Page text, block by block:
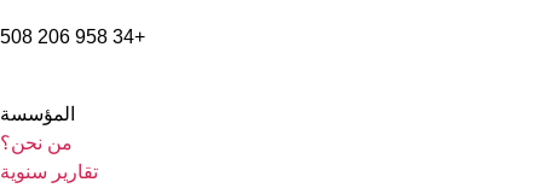
المؤسسة
من نحن؟
تقارير سنوية